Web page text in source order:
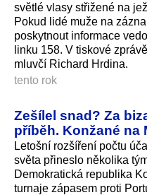
světlé vlasy střižené na
Pokud lidé muže na
poskytnout informace
linku 158. V tiskové
mluvčí Richard Hrdina.
tento rok
Zešílel snad? Za
příběh. Konžané na
Letošní rozšíření počtu
světa přineslo několika
Demokratická republika
turnaje zápasem proti